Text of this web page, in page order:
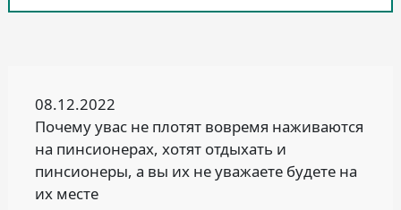
08.12.2022
Почему увас не плотят вовремя наживаются
на пинсионерах, хотят отдыхать и
пинсионеры, а вы их не уважаете будете на
их месте